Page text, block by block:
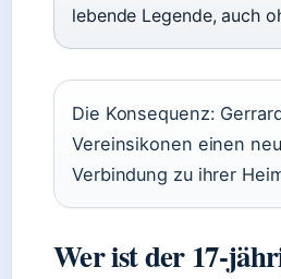
lebende Legende, auch
Die Konsequenz:
Vereinsikonen einen
Verbindung zu ihrer
Wer ist der 17-